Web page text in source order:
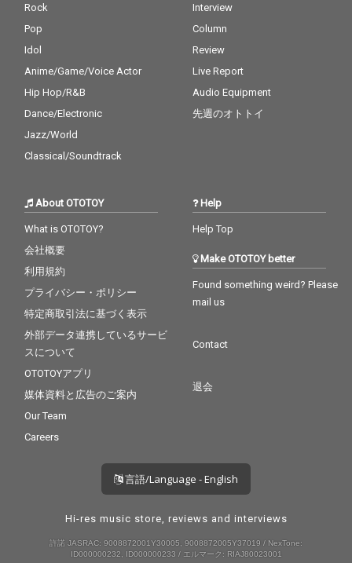
Rock
Pop
Idol
Anime/Game/Voice Actor
Hip Hop/R&B
Dance/Electronic
Jazz/World
Classical/Soundtrack
Interview
Column
Review
Live Report
Audio Equipment
先週のオトトイ
About OTOTOY
What is OTOTOY?
会社概要
利用規約
プライバシー・ポリシー
特定商取引法に基づく表示
外部データ連携しているサービ
スについて
OTOTOYアプリ
媒体資料と広告のご案内
Our Team
Careers
Help
Help Top
Make OTOTOY better
Found something weird? Please
mail us
Contact
退会
言語/Language - English
Hi-res music store, reviews and interviews
許諾 JASRAC: 9008872001Y30005, 9008872005Y37019 / NexTone:
ID000000232, ID000000233 / エルマーク: RIAJ80023001